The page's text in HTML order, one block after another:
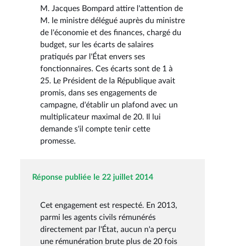
M. Jacques Bompard attire l'attention de
M. le ministre délégué auprès du ministre
de l'économie et des finances, chargé du
budget, sur les écarts de salaires
pratiqués par l'État envers ses
fonctionnaires. Ces écarts sont de 1 à
25. Le Président de la République avait
promis, dans ses engagements de
campagne, d'établir un plafond avec un
multiplicateur maximal de 20. Il lui
demande s'il compte tenir cette
promesse.
Réponse publiée le 22 juillet 2014
Cet engagement est respecté. En 2013,
parmi les agents civils rémunérés
directement par l'État, aucun n'a perçu
une rémunération brute plus de 20 fois